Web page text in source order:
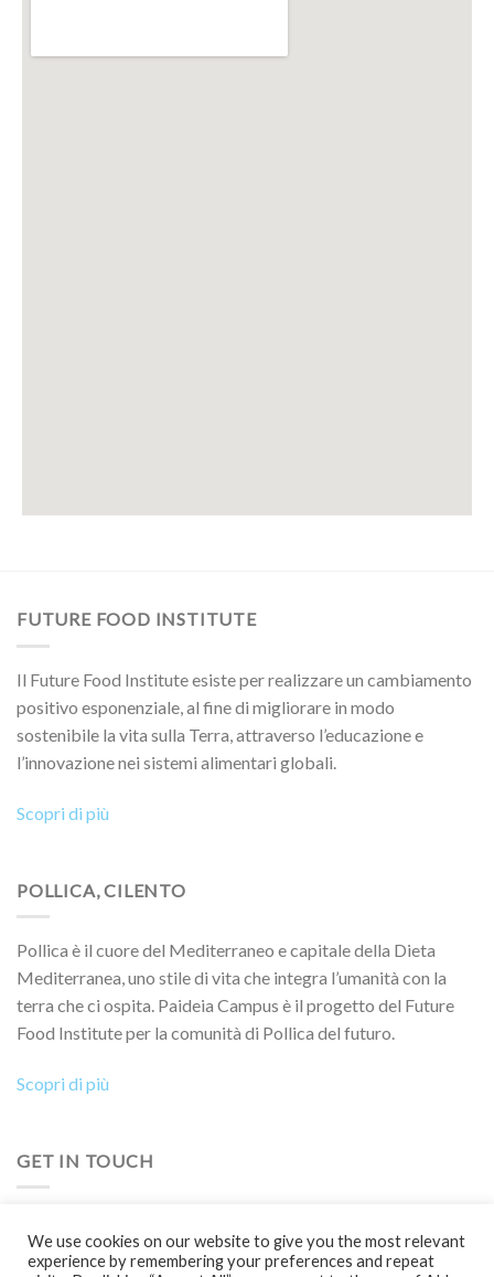
FUTURE FOOD INSTITUTE
Il Future Food Institute esiste per realizzare un cambiamento
positivo esponenziale, al fine di migliorare in modo
sostenibile la vita sulla Terra, attraverso l’educazione e
l’innovazione nei sistemi alimentari globali.
Scopri di più
POLLICA, CILENTO
Pollica è il cuore del Mediterraneo e capitale della Dieta
Mediterranea, uno stile di vita che integra l’umanità con la
terra che ci ospita. Paideia Campus è il progetto del Future
Food Institute per la comunità di Pollica del futuro.
Scopri di più
GET IN TOUCH
Boot Camp o semplicemente saperne di più?
We use cookies on our website to give you the most relevant
experience by remembering your preferences and repeat